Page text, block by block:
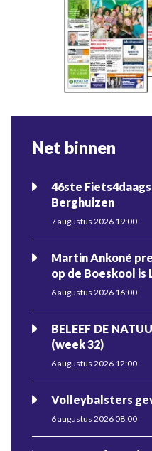
Net binnen
46ste
Berghuizen
7 augustus 2026 19:00
Martin Ankoné
op de Boeskool is
6 augustus 2026 16:00
BELEEF DE
(week 32)
6 augustus 2026 12:00
Volleybalsters
6 augustus 2026 08:00